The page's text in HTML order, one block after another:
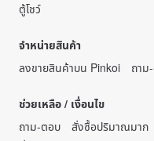
ตู้โชว์
จำหน่ายสินค้า
ลงขายสินค้าบน Pinkoi
ถาม
ช่วยเหลือ / เงื่อนไข
ถาม-ตอบ
สั่งซื้อปริมาณมาก